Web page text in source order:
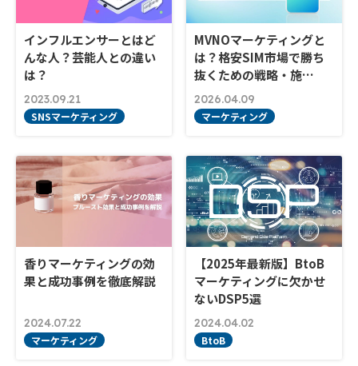
インフルエンサーとはど
んな人？芸能人との違い
は？
2023.09.21
SNSマーケティング
MVNOマーケティングと
は？格安SIM市場で勝ち
抜くための戦略・施…
2026.04.09
マーケティング
香りマーケティングの効
果と成功事例を徹底解説
2024.07.22
マーケティング
【2025年最新版】BtoB
マーケティングに欠かせ
ないDSP5選
2024.04.02
BtoB